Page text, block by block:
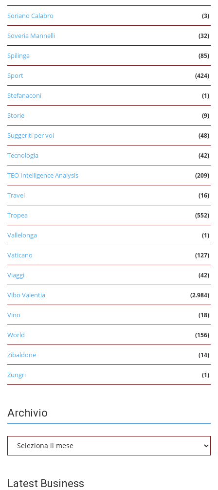
Soriano Calabro (3)
Soveria Mannelli (32)
Spilinga (85)
Sport (424)
Stefanaconi (1)
Storie (9)
Suggeriti per voi (48)
Tecnologia (42)
TEO Intelligence Analysis (209)
Travel (16)
Tropea (552)
Vallelonga (1)
Vaticano (127)
Viaggi (42)
Vibo Valentia (2.984)
Vino (18)
World (156)
Zibaldone (14)
Zungri (1)
Archivio
Archivio
Latest Business